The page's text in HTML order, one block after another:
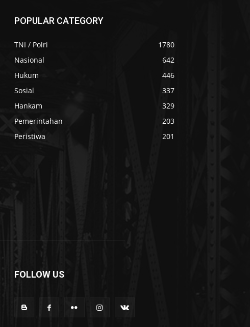
POPULAR CATEGORY
TNI / Polri
1780
Nasional
642
Hukum
446
Sosial
337
Hankam
329
Pemerintahan
203
Peristiwa
201
FOLLOW US